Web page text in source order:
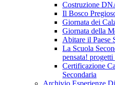
Costruzione
Il Bosco
Giornata dei
Giornata della
Abitare il Paese
La Scuola
pensata!
Certificazione
Secondaria
Archivio Esperienze